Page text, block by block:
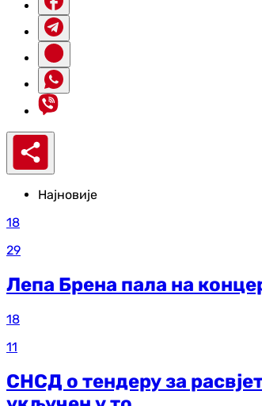
Најновије
18
29
Лепа Брена пала на
18
11
СНСД о тендеру за